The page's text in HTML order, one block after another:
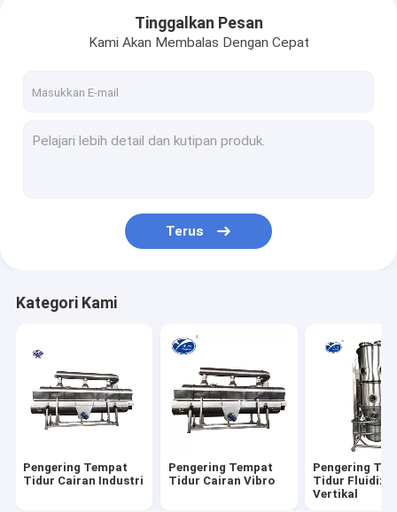
Pengering Tempat Tidur Fluidized Vertikal
Mesin Pengeringan Semprot
pengering vakum industri
mesin granulator berosilasi
Mesin Vibro Saringan
Tinggalkan Pesan
Kami Akan Membalas Dengan Cepat
Terus
Kategori Kami
Pengering Tempat
Tidur Cairan Industri
Pengering Tempat
Tidur Cairan Vibro
Pengering
Tidur
Vertikal